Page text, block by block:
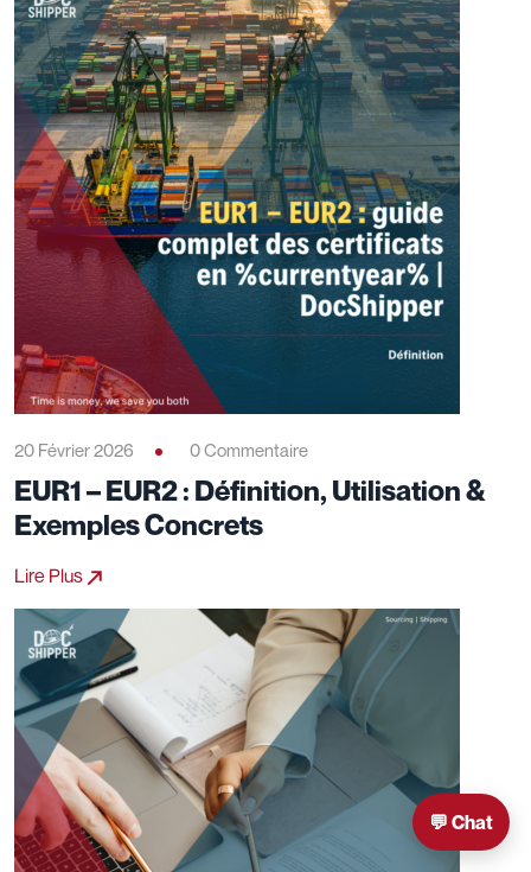
20 Février 2026 0 Commentaire
EUR1 – EUR2 : Définition, Utilisation &
Exemples Concrets
Lire Plus
💬 Chat